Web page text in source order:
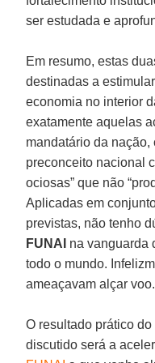
ser estudada e
Em resumo, estas
destinadas a
economia no interior
exatamente aquelas
mandatário da
preconceito nacional
ociosas” que não
Aplicadas em
previstas, não tenho
FUNAI na vanguarda
todo o mundo.
ameaçavam alçar voo.
O resultado prático
discutido será a